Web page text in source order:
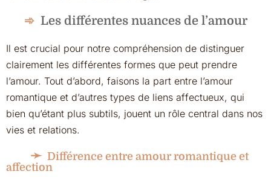
Les différentes nuances de l’amour
Il est crucial pour notre compréhension de distinguer
clairement les différentes formes que peut prendre
l’amour. Tout d’abord, faisons la part entre l’amour
romantique et d’autres types de liens affectueux, qui
bien qu’étant plus subtils, jouent un rôle central dans nos
vies et relations.
Différence entre amour romantique et
affection